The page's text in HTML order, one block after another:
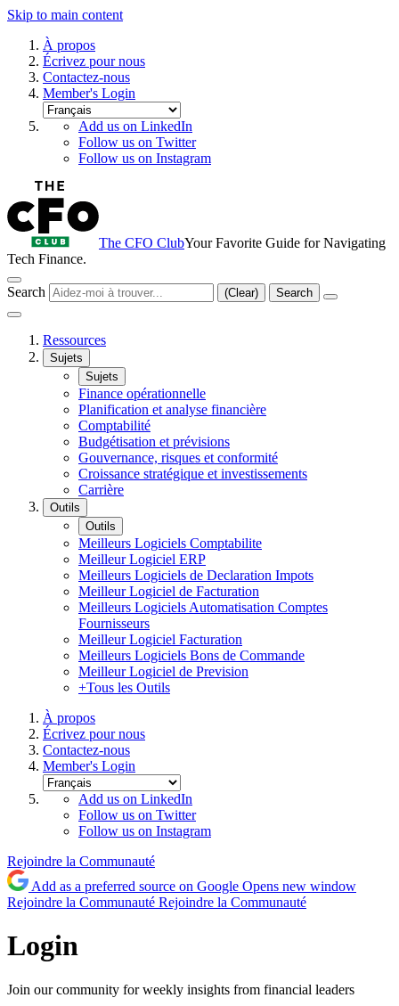
Skip to main content
À propos
Écrivez pour nous
Contactez-nous
Member's Login
Add us on LinkedIn
Follow us on Twitter
Follow us on Instagram
The CFO ClubYour Favorite Guide for Navigating
Tech Finance.
Search (Clear) Search
Ressources
Sujets
Sujets
Finance opérationnelle
Planification et analyse financière
Comptabilité
Budgétisation et prévisions
Gouvernance, risques et conformité
Croissance stratégique et investissements
Carrière
Outils
Outils
Meilleurs Logiciels Comptabilite
Meilleur Logiciel ERP
Meilleurs Logiciels de Declaration Impots
Meilleur Logiciel de Facturation
Meilleurs Logiciels Automatisation Comptes
Fournisseurs
Meilleur Logiciel Facturation
Meilleurs Logiciels Bons de Commande
Meilleur Logiciel de Prevision
+Tous les Outils
À propos
Écrivez pour nous
Contactez-nous
Member's Login
Add us on LinkedIn
Follow us on Twitter
Follow us on Instagram
Rejoindre la Communauté
Add as a preferred source on Google Opens new window
Rejoindre la Communauté Rejoindre la Communauté
Login
Join our community for weekly insights from financial leaders